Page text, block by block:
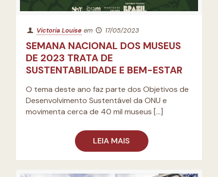
Victoria Louise em 17/05/2023
SEMANA NACIONAL DOS MUSEUS
DE 2023 TRATA DE
SUSTENTABILIDADE E BEM-ESTAR
O tema deste ano faz parte dos Objetivos de
Desenvolvimento Sustentável da ONU e
movimenta cerca de 40 mil museus […]
LEIA MAIS